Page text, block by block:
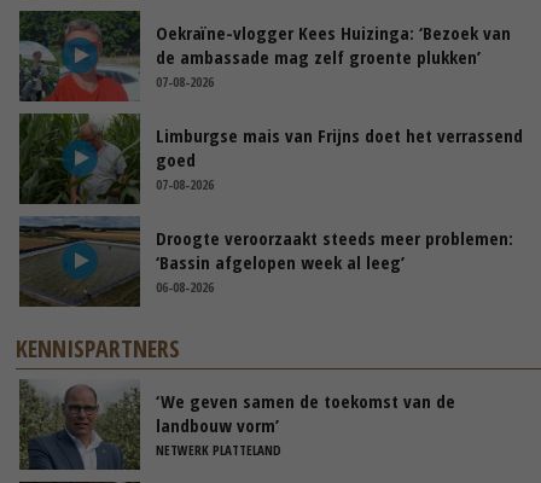
Oekraïne-vlogger Kees Huizinga: ‘Bezoek van
de ambassade mag zelf groente plukken’
07-08-2026
Limburgse mais van Frijns doet het verrassend
goed
07-08-2026
Droogte veroorzaakt steeds meer problemen:
‘Bassin afgelopen week al leeg’
06-08-2026
KENNISPARTNERS
‘We geven samen de toekomst van de
landbouw vorm’
NETWERK PLATTELAND